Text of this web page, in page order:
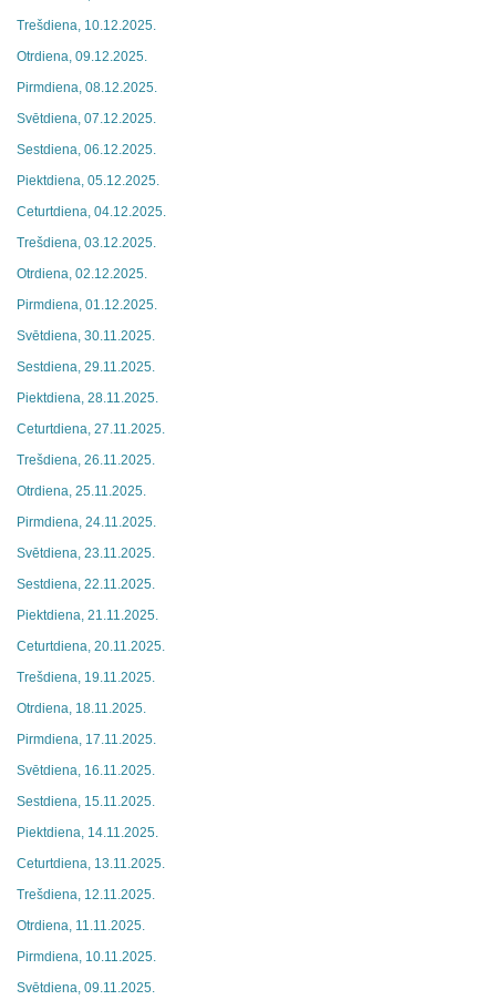
Trešdiena, 10.12.2025.
Otrdiena, 09.12.2025.
Pirmdiena, 08.12.2025.
Svētdiena, 07.12.2025.
Sestdiena, 06.12.2025.
Piektdiena, 05.12.2025.
Ceturtdiena, 04.12.2025.
Trešdiena, 03.12.2025.
Otrdiena, 02.12.2025.
Pirmdiena, 01.12.2025.
Svētdiena, 30.11.2025.
Sestdiena, 29.11.2025.
Piektdiena, 28.11.2025.
Ceturtdiena, 27.11.2025.
Trešdiena, 26.11.2025.
Otrdiena, 25.11.2025.
Pirmdiena, 24.11.2025.
Svētdiena, 23.11.2025.
Sestdiena, 22.11.2025.
Piektdiena, 21.11.2025.
Ceturtdiena, 20.11.2025.
Trešdiena, 19.11.2025.
Otrdiena, 18.11.2025.
Pirmdiena, 17.11.2025.
Svētdiena, 16.11.2025.
Sestdiena, 15.11.2025.
Piektdiena, 14.11.2025.
Ceturtdiena, 13.11.2025.
Trešdiena, 12.11.2025.
Otrdiena, 11.11.2025.
Pirmdiena, 10.11.2025.
Svētdiena, 09.11.2025.